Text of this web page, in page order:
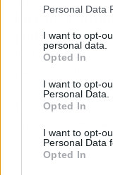
Personal Data
I want to opt-
personal data.
Opted In
I want to opt-
Personal Data.
Opted In
I want to opt-
Personal Data
Opted In
En este
podría ser
ve en el
el Girona FC
fichaje de